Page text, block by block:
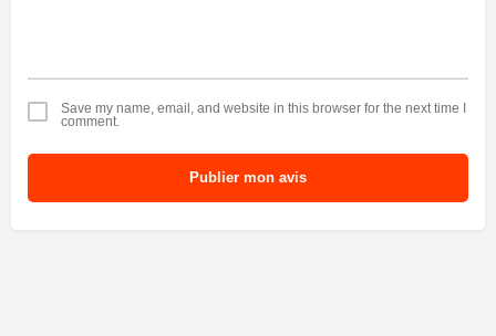
Save my name, email, and website in this browser for the next time I
comment.
Publier mon avis